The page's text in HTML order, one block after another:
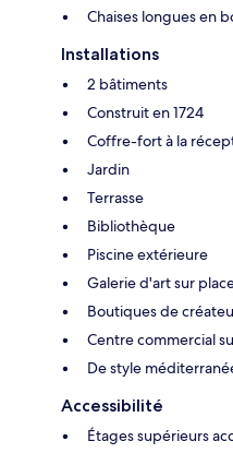
Chaises longues en
Installations
2 bâtiments
Construit en 1724
Coffre-fort à la
Jardin
Terrasse
Bibliothèque
Piscine extérieure
Galerie d'art sur
Boutiques de
Centre commercial
De style
Accessibilité
Étages supérieurs